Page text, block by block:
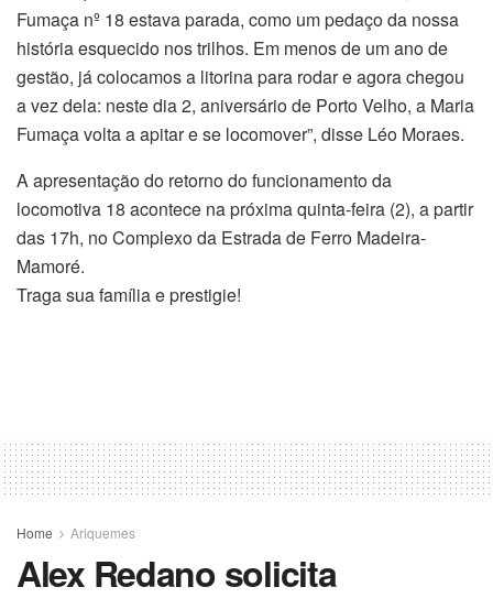
Fumaça nº 18 estava parada, como um pedaço da nossa
história esquecido nos trilhos. Em menos de um ano de
gestão, já colocamos a litorina para rodar e agora chegou
a vez dela: neste dia 2, aniversário de Porto Velho, a Maria
Fumaça volta a apitar e se locomover”, disse Léo Moraes.
A apresentação do retorno do funcionamento da
locomotiva 18 acontece na próxima quinta-feira (2), a partir
das 17h, no Complexo da Estrada de Ferro Madeira-
Mamoré.
Traga sua família e prestigie!
Home Ariquemes
Alex Redano solicita